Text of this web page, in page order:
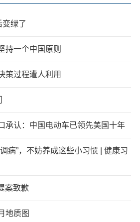
变绿了
持一个中国原则
策过程遭人利用
承认：中国电动车已领先美国十年
病”，不妨养成这些小习惯 | 健康习
案致歉
地质图